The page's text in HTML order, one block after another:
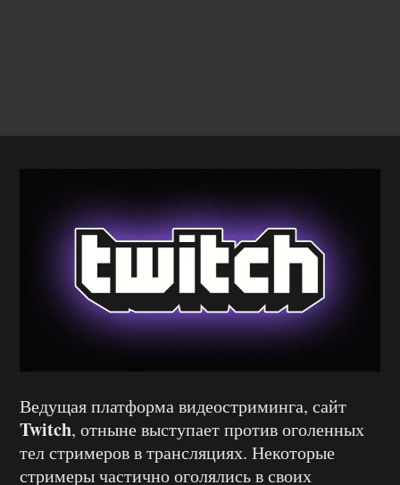
Ведущая платформа видеостриминга, сайт
Twitch, отныне выступает против оголенных
тел стримеров в трансляциях. Некоторые
стримеры частично оголялись в своих